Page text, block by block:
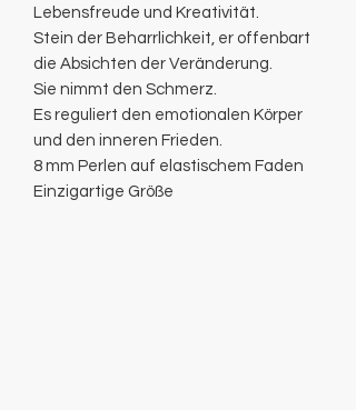
Lebensfreude und Kreativität.
Stein der Beharrlichkeit, er offenbart
die Absichten der Veränderung.
Sie nimmt den Schmerz.
Es reguliert den emotionalen Körper
und den inneren Frieden.
8 mm Perlen auf elastischem Faden
Einzigartige Größe